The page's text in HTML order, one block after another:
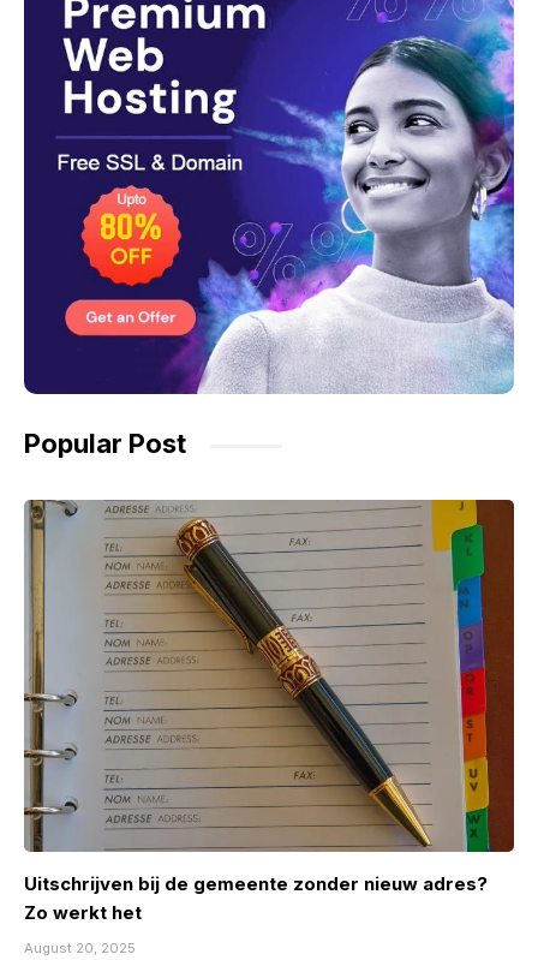
Popular Post
Uitschrijven bij de gemeente zonder nieuw adres?
Zo werkt het
August 20, 2025